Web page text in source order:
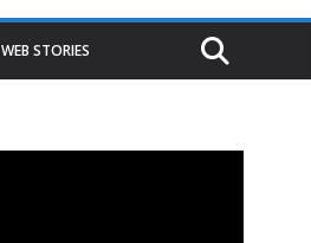
WEB STORIES